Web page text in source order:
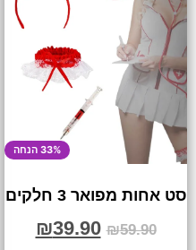
33% הנחה
סט אחות מפואר 3 חלקים
₪59.90
₪39.90